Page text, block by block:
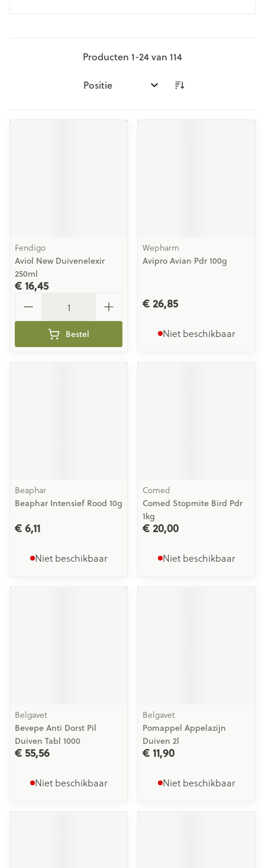
Producten 1-24van 114
Sorteer op:
Fendigo
Aviol New Duivenelexir
250ml
€ 16,45
Bestel
Wepharm
Avipro Avian Pdr 100g
€ 26,85
Niet beschikbaar
Beaphar
Beaphar Intensief Rood 10g
€ 6,11
Niet beschikbaar
Comed
Comed Stopmite Bird Pdr
1kg
€ 20,00
Niet beschikbaar
Belgavet
Bevepe Anti Dorst Pil
Duiven Tabl 1000
€ 55,56
Niet beschikbaar
Belgavet
Pomappel Appelazijn
Duiven 2l
€ 11,90
Niet beschikbaar